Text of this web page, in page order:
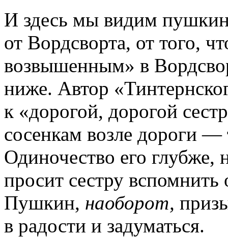
И здесь мы видим
от Вордсворта, от того,
возвышенным» в
ниже. Автор
к «дорогой, дорогой
сосенкам возле дороги
Одиночество его глубже,
просит сестру
Пушкин, наоборот,
в радости и задуматься.